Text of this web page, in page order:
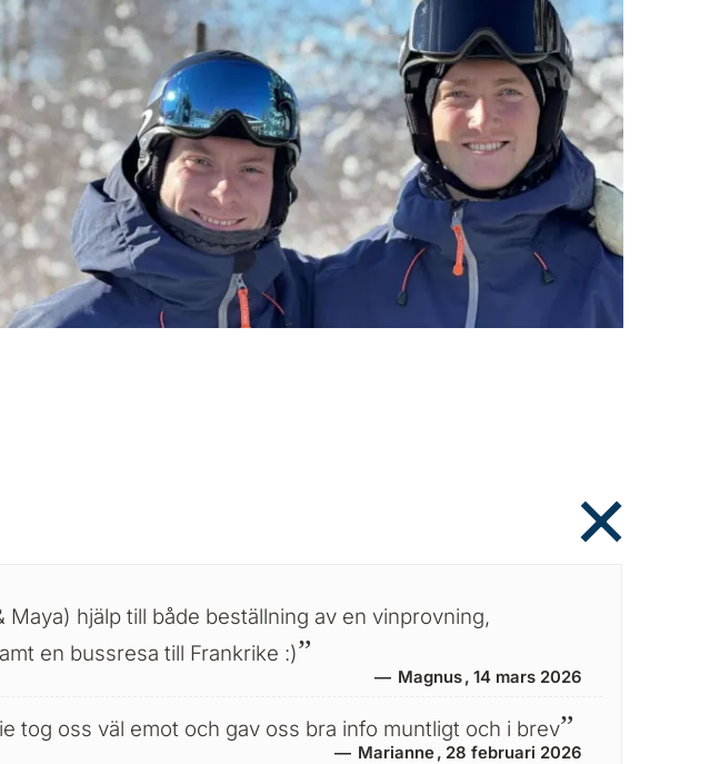
Maya) hjälp till både beställning av en vinprovning,
en bussresa till Frankrike :)
Magnus 14 mars 2026
tog oss väl emot och gav oss bra info muntligt och i brev
Marianne 28 februari 2026